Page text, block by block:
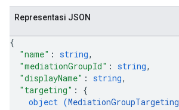
Representasi JSON
{
"name" : string,
"mediationGroupId" : string,
"displayName" : string,
"targeting" : {
object (MediationGroupTargeting